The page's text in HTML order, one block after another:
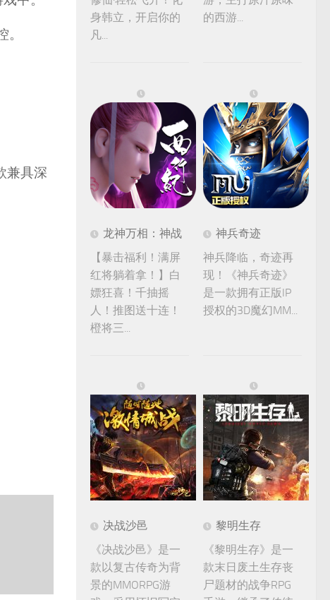
兼具深
身韩立，开启你的
凡...
的西游...
龙神万相：神战
【暴击福利！满屏
红将躺着拿！】白
嫖狂喜！千抽摇
人！推图送十连！
橙将三...
神兵奇迹
神兵降临，奇迹再
现！《神兵奇迹》
是一款拥有正版IP
授权的3D魔幻MM...
决战沙邑
《决战沙邑》是一
款以复古传奇为背
景的MMORPG游
黎明生存
《黎明生存》是一
款末日废土生存丧
尸题材的战争RPG